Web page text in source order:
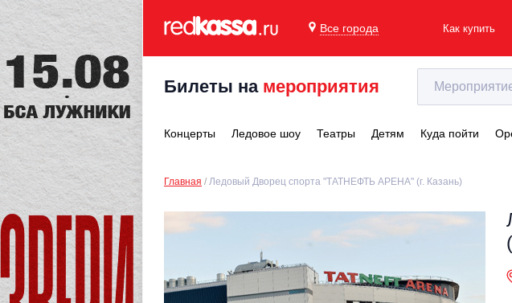
Все города Как купить
Билеты на мероприятия
Концерты Ледовое шоу Театры Детям Куда пойти
Главная Ледовый Дворец спорта "ТАТНЕФТЬ АРЕНА" (г. Казань)